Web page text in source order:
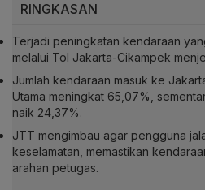
RINGKASAN
Terjadi peningkatan kendaraan
melalui Tol Jakarta-Cikampek
Jumlah kendaraan masuk ke
Utama meningkat 65,07%,
naik 24,37%.
JTT mengimbau agar pengguna
keselamatan, memastikan
arahan petugas.